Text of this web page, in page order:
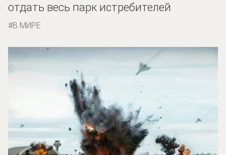
отдать весь парк истребителей
В МИРЕ